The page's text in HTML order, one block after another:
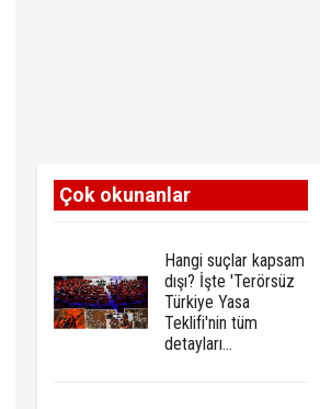
Çok okunanlar
Hangi suçlar kapsam
dışı? İşte 'Terörsüz
Türkiye Yasa
Teklifi'nin tüm
detayları...